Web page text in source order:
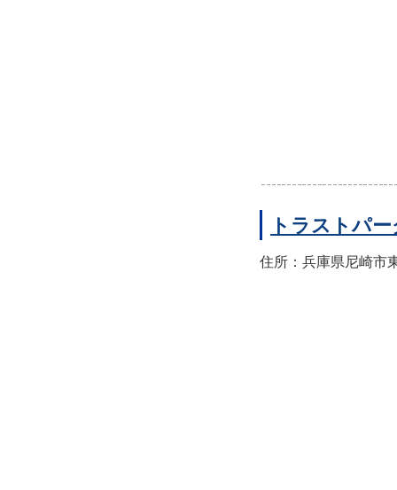
トラストパ
住所：兵庫県尼崎市